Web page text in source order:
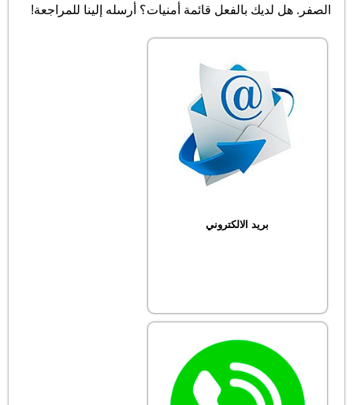
الصفر. هل لديك بالفعل قائمة أمنيات؟ أرسله إلينا للمراجعة!
بريد الالكتروني